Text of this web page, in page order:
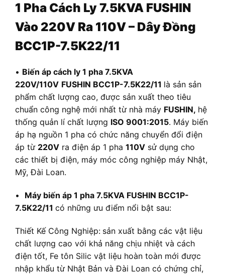
1 Pha Cách Ly 7.5KVA FUSHIN
Vào 220V Ra 110V – Dây Đồng
BCC1P-7.5K22/11
• Biến áp cách ly 1 pha 7.5KVA
220V/110V FUSHIN BCC1P-7.5K22/11 là sản sản
phẩm chất lượng cao, được sản xuất theo tiêu
chuẩn công nghệ mới nhất từ nhà máy FUSHIN, hệ
thống quản lí chất lượng ISO 9001:2015. Máy biến
áp hạ nguồn 1 pha có chức năng chuyển đổi điện
áp từ 220V ra điện áp 1 pha 110V sử dụng cho
các thiết bị điện, máy móc công nghiệp máy Nhật,
Mỹ, Đài Loan.
• Máy biến áp 1 pha 7.5KVA FUSHIN BCC1P-
7.5K22/11 có những ưu điểm nổi bật sau:
Thiết Kế Công Nghiệp: sản xuất bằng các vật liệu
chất lượng cao với khả năng chịu nhiệt và cách
điện tốt, Fe tôn Silic vật liệu hoàn toàn mới được
nhập khẩu từ Nhật Bản và Đài Loan có chứng chỉ,